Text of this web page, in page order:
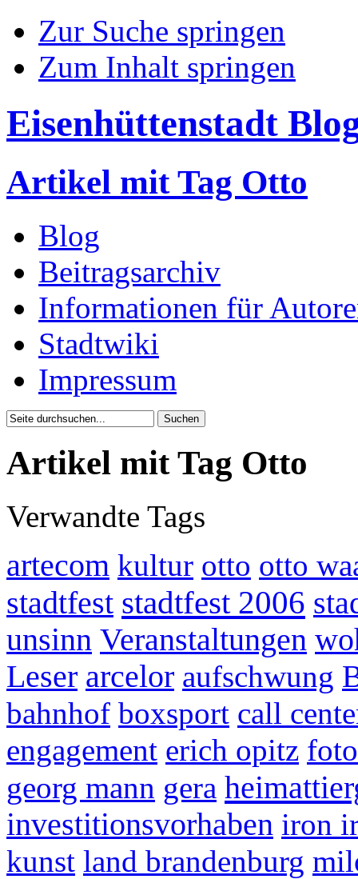
Zur Suche springen
Zum Inhalt springen
Eisenhüttenstadt
Artikel mit Tag Otto
Blog
Beitragsarchiv
Informationen für
Stadtwiki
Impressum
Artikel mit Tag Otto
Verwandte Tags
artecom kultur otto otto
stadtfest stadtfest 2006
unsinn Veranstaltungen
Leser arcelor aufschwung
bahnhof boxsport call
engagement erich opitz
georg mann gera
investitionsvorhaben iron
kunst land brandenburg